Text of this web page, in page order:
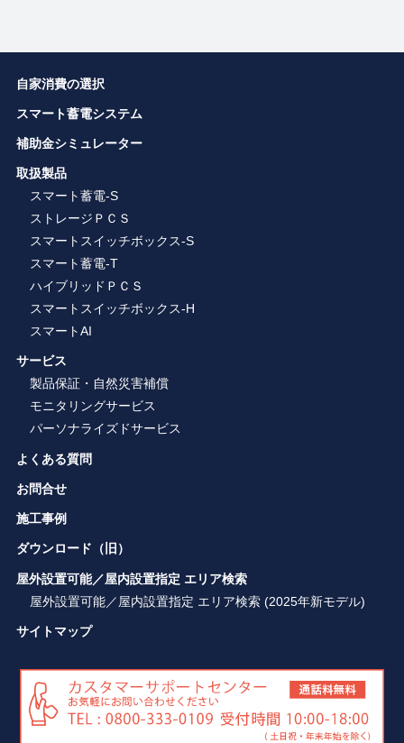
自家消費の選択
スマート蓄電システム
補助金シミュレーター
取扱製品
スマート蓄電-S
ストレージＰＣＳ
スマートスイッチボックス-S
スマート蓄電-T
ハイブリッドＰＣＳ
スマートスイッチボックス-H
スマートAI
サービス
製品保証・自然災害補償
モニタリングサービス
パーソナライズドサービス
よくある質問
お問合せ
施工事例
ダウンロード（旧）
屋外設置可能／屋内設置指定 エリア検索
屋外設置可能／屋内設置指定 エリア検索 (2025年新モデル)
サイトマップ